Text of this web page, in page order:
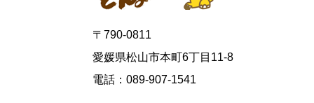
〒790-0811
愛媛県松山市本町6丁目11-8
電話：089-907-1541